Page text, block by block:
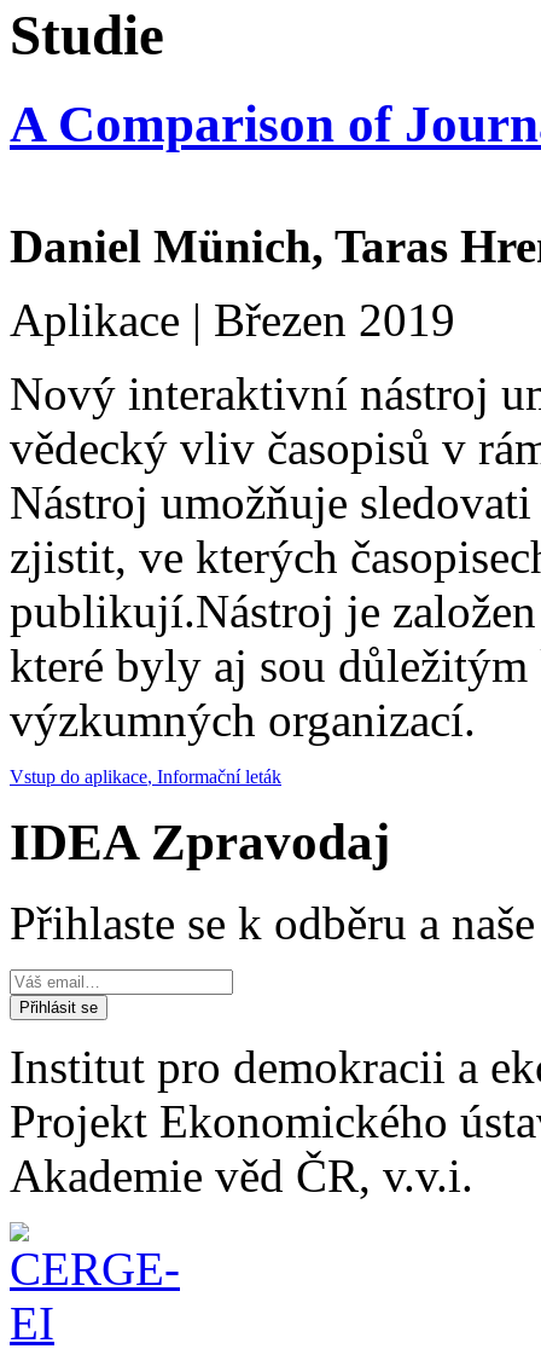
Studie
A Comparison of
Daniel Münich, Taras
Aplikace | Březen 2019
Nový interaktivní nástroj
vědecký vliv časopisů v
Nástroj umožňuje
zjistit, ve kterých
publikují.Nástroj je
které byly aj sou
výzkumných organizací.
Vstup do aplikace, Informační leták
IDEA Zpravodaj
Přihlaste se k odběru a
Institut pro demokracii a
Projekt Ekonomického
Akademie věd ČR, v.v.i.